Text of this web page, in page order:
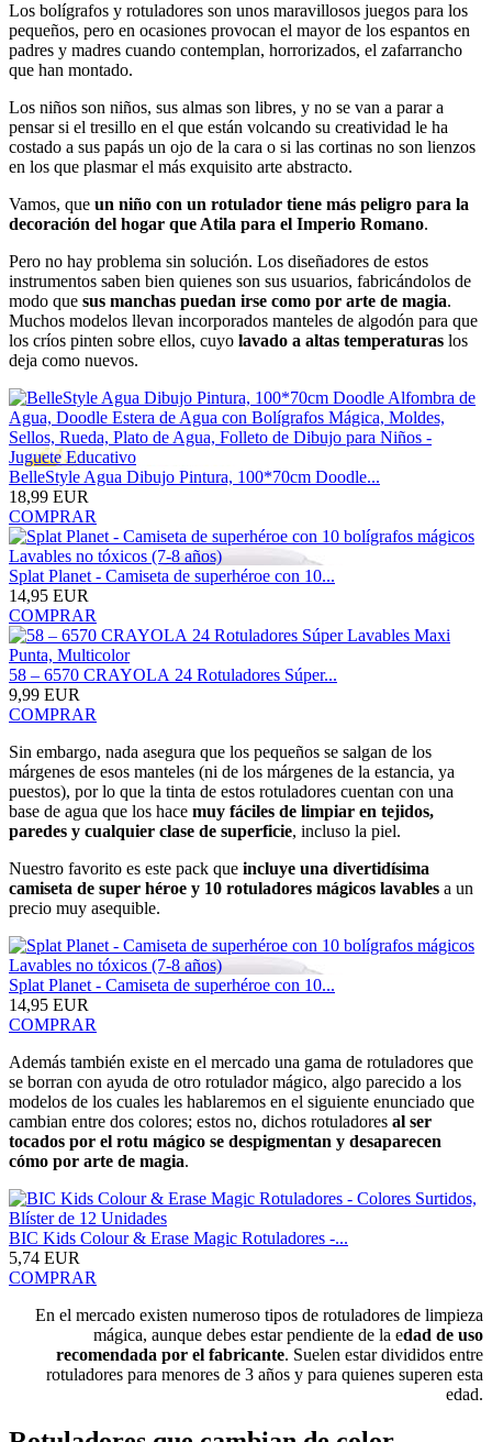
Los bolígrafos y rotuladores son unos maravillosos juegos para los
pequeños, pero en ocasiones provocan el mayor de los espantos en
padres y madres cuando contemplan, horrorizados, el zafarrancho
que han montado.
Los niños son niños, sus almas son libres, y no se van a parar a
pensar si el tresillo en el que están volcando su creatividad le ha
costado a sus papás un ojo de la cara o si las cortinas no son lienzos
en los que plasmar el más exquisito arte abstracto.
Vamos, que un niño con un rotulador tiene más peligro para la
decoración del hogar que Atila para el Imperio Romano.
Pero no hay problema sin solución. Los diseñadores de estos
instrumentos saben bien quienes son sus usuarios, fabricándolos de
modo que sus manchas puedan irse como por arte de magia.
Muchos modelos llevan incorporados manteles de algodón para que
los críos pinten sobre ellos, cuyo lavado a altas temperaturas los
deja como nuevos.
BelleStyle Agua Dibujo Pintura, 100*70cm Doodle...
18,99 EUR
COMPRAR
Splat Planet - Camiseta de superhéroe con 10...
14,95 EUR
COMPRAR
58 – 6570 CRAYOLA 24 Rotuladores Súper...
9,99 EUR
COMPRAR
Sin embargo, nada asegura que los pequeños se salgan de los
márgenes de esos manteles (ni de los márgenes de la estancia, ya
puestos), por lo que la tinta de estos rotuladores cuentan con una
base de agua que los hace muy fáciles de limpiar en tejidos,
paredes y cualquier clase de superficie, incluso la piel.
Nuestro favorito es este pack que incluye una divertidísima
camiseta de super héroe y 10 rotuladores mágicos lavables a un
precio muy asequible.
Splat Planet - Camiseta de superhéroe con 10...
14,95 EUR
COMPRAR
Además también existe en el mercado una gama de rotuladores que
se borran con ayuda de otro rotulador mágico, algo parecido a los
modelos de los cuales les hablaremos en el siguiente enunciado que
cambian entre dos colores; estos no, dichos rotuladores al ser
tocados por el rotu mágico se despigmentan y desaparecen
cómo por arte de magia.
BIC Kids Colour & Erase Magic Rotuladores -...
5,74 EUR
COMPRAR
En el mercado existen numeroso tipos de rotuladores de limpieza
mágica, aunque debes estar pendiente de la edad de uso
recomendada por el fabricante. Suelen estar divididos entre
rotuladores para menores de 3 años y para quienes superen esta
edad.